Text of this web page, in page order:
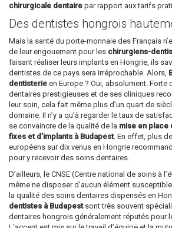
chirurgicale dentaire par rapport aux tarifs
Des dentistes hongrois
Mais la santé du porte-monnaie des Français
de leur engouement pour les chirurgiens-
faisant réaliser leurs implants en Hongrie, ils
dentistes de ce pays sera irréprochable. Alors,
dentisterie en Europe ? Oui, absolument. Forte
dentaires prestigieuses et de ses cliniques
leur soin, cela fait même plus d’un quart de
domaine. Il n’y a qu’à regarder le taux de
se convaincre de la qualité de la mise en place
fixes et d’implants à Budapest. En effet, plus
européens sur dix venus en Hongrie
pour y recevoir des soins dentaires.
D’ailleurs, le CNSE (Centre national de soins à
même ne disposer d’aucun élément
la qualité des soins dentaires dispensés en
dentistes à Budapestsont très souvent
dentaires hongrois généralement réputés pour